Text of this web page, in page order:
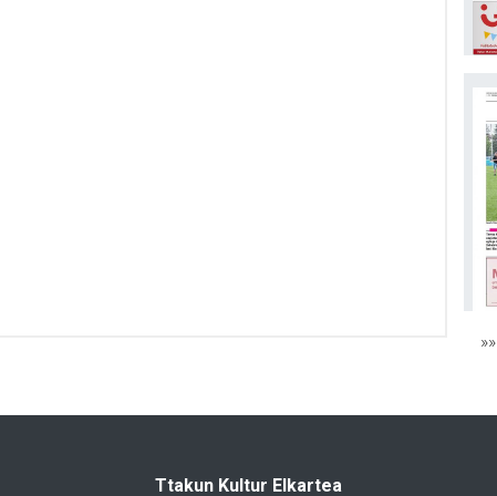
»»
Ttakun Kultur Elkartea